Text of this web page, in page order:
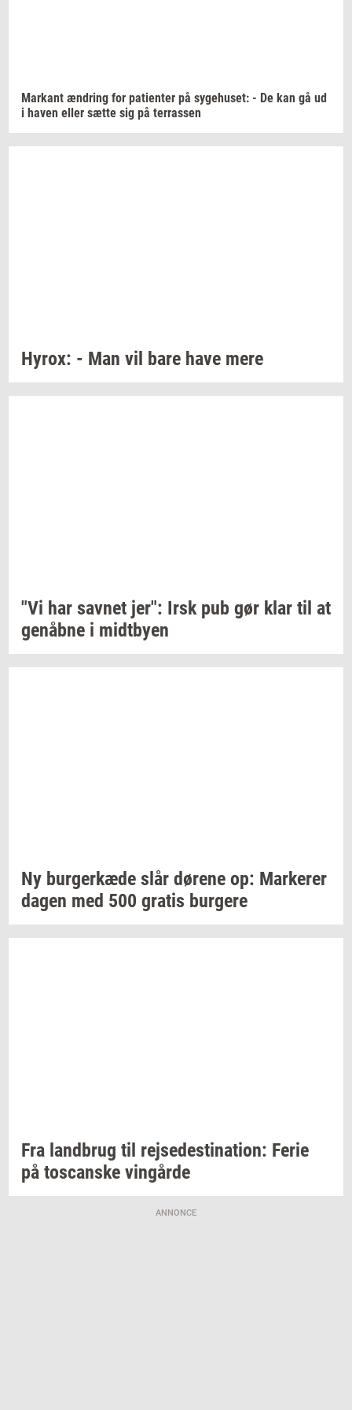
Mar­kant æn­dring for pa­tien­ter på sy­ge­hu­set: - De kan gå ud
i haven eller sætte sig på ter­ras­sen
Hyrox: - Man vil bare have mere
"Vi har sav­net jer": Irsk pub gør klar til at
genåb­ne i midt­by­en
Ny bur­ger­kæ­de slår dø­re­ne op: Mar­ke­rer
dagen med 500 gra­tis bur­ge­re
Fra land­brug til rej­se­desti­na­tion: Ferie
på toscan­ske vin­går­de
ANNONCE